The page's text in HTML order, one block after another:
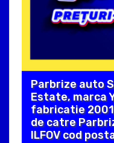
Parbrize auto
Estate, marca
fabricatie
de catre
ILFOV cod